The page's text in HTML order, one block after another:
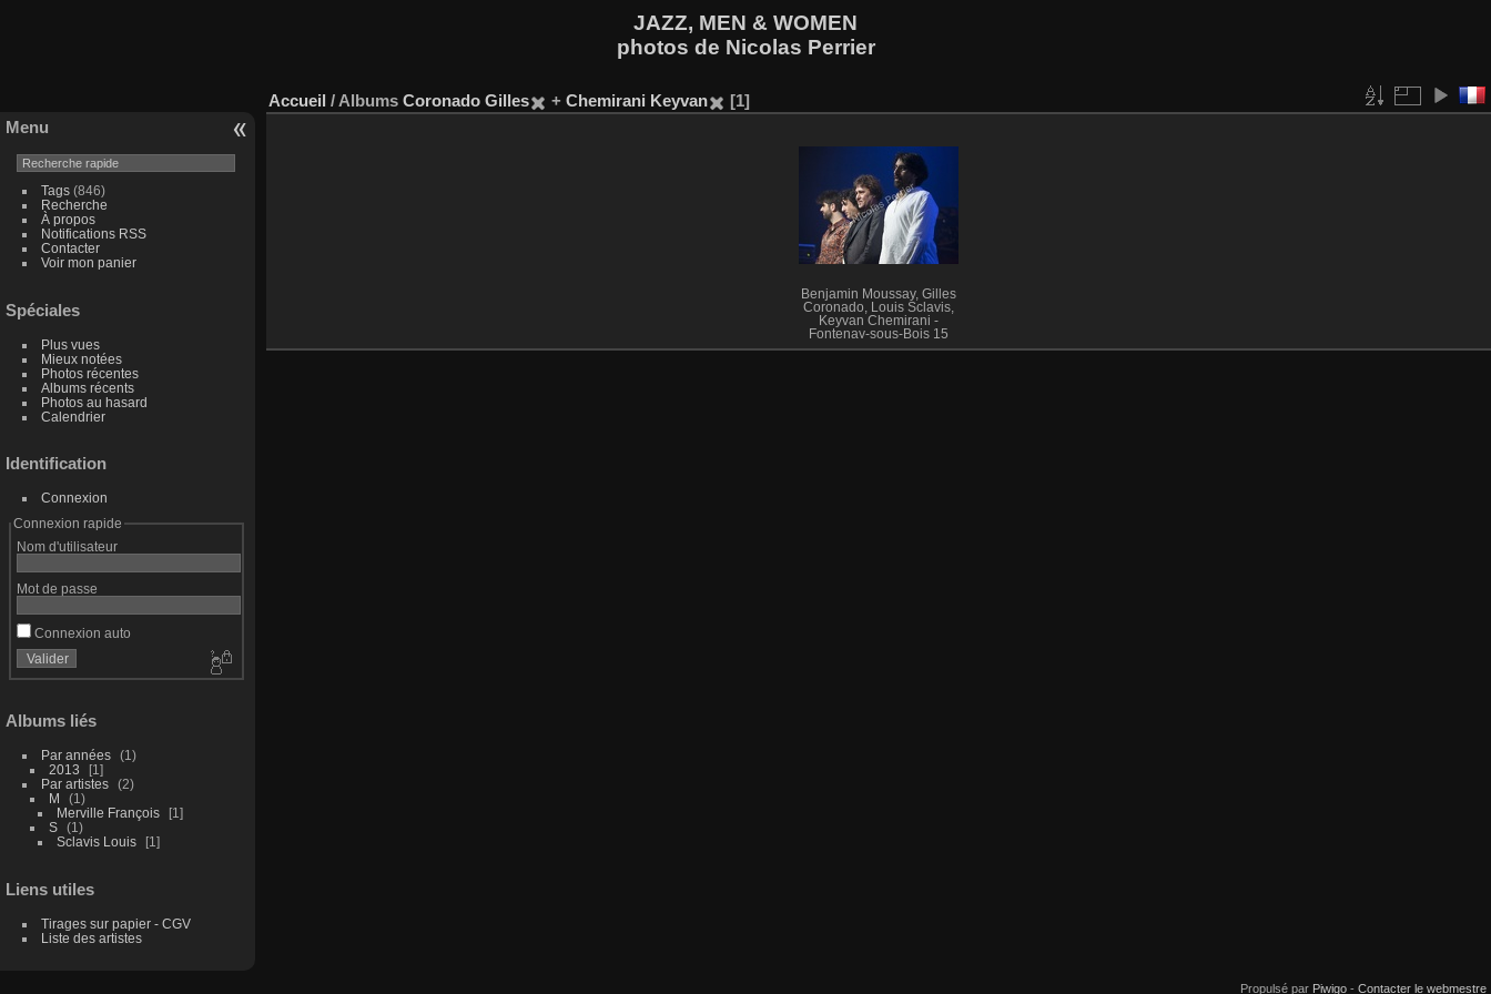
JAZZ, MEN & WOMEN
photos de Nicolas Perrier
Menu
Tags(846)
Recherche
À propos
Notifications RSS
Contacter
Voir mon panier
Spéciales
Plus vues
Mieux notées
Photos récentes
Albums récents
Photos au hasard
Calendrier
Identification
Connexion
Connexion rapide
Nom d'utilisateur
Mot de passe
Connexion auto
Albums liés
Par années
1
2013
1
Par artistes
2
M
1
Merville François
1
S
1
Sclavis Louis
1
Liens utiles
Tirages sur papier - CGV
Liste des artistes
Accueil / Albums Coronado Gilles + Chemirani Keyvan 1
Benjamin Moussay, Gilles
Coronado, Louis Sclavis,
Keyvan Chemirani -
Fontenay-sous-Bois 15
février 2013
Propulsé par Piwigo - Contacter le webmestre